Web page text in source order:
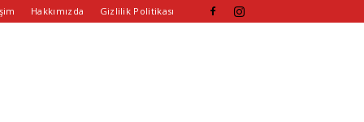
Hakkımızda Gizlilik Politikası